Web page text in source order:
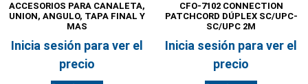
ACCESORIOS PARA CANALETA,
UNION, ANGULO, TAPA FINAL Y
MAS
Inicia sesión para ver el
precio
CFO-7102 CONNECTION
PATCHCORD DÚPLEX SC/UPC-
SC/UPC 2M
Inicia sesión para ver el
precio